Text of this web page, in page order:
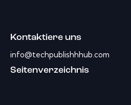
Kontaktiere uns
info@techpublishhhub.com
Seitenverzeichnis